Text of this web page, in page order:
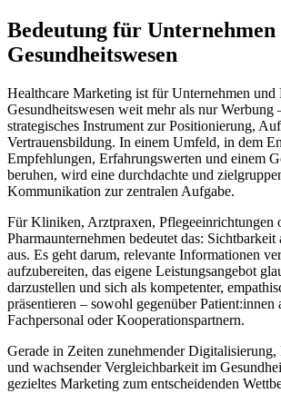
Bedeutung für Unternehmen
Gesundheitswesen
Healthcare Marketing ist für Unternehmen
Gesundheitswesen weit mehr als nur Werbung
strategisches Instrument zur Positionierung,
Vertrauensbildung. In einem Umfeld, in dem
Empfehlungen, Erfahrungswerten und einem
beruhen, wird eine durchdachte und
Kommunikation zur zentralen Aufgabe.
Für Kliniken, Arztpraxen, Pflegeeinrichtungen
Pharmaunternehmen bedeutet das:
aus. Es geht darum, relevante Informationen
aufzubereiten, das eigene Leistungsangebot
darzustellen und sich als kompetenter,
präsentieren – sowohl gegenüber Patient:innen
Fachpersonal oder Kooperationspartnern.
Gerade in Zeiten zunehmender Digitalisierung,
und wachsender Vergleichbarkeit im
gezieltes Marketing zum entscheidenden